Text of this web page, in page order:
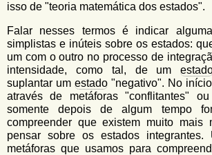
isso de "teoria matemática dos estados".
Falar nesses termos é indicar
simplistas e inúteis sobre os estados:
um com o outro no processo de
intensidade, como tal, de um
suplantar um estado "negativo". No
através de metáforas "conflitantes"
somente depois de algum tempo
compreender que existem muito mais
pensar sobre os estados
metáforas que usamos para